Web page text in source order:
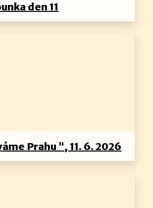
den 11
Prahu ", 11. 6. 2026